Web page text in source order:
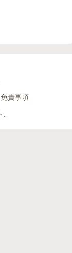
免責事項